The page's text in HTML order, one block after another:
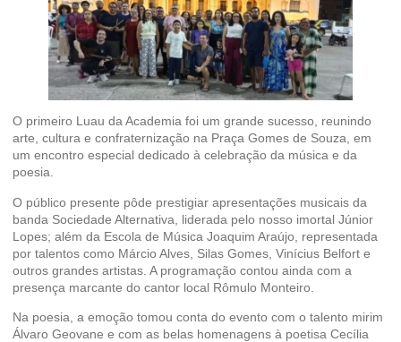
O primeiro Luau da Academia foi um grande sucesso, reunindo
arte, cultura e confraternização na Praça Gomes de Souza, em
um encontro especial dedicado à celebração da música e da
poesia.
O público presente pôde prestigiar apresentações musicais da
banda Sociedade Alternativa, liderada pelo nosso imortal Júnior
Lopes; além da Escola de Música Joaquim Araújo, representada
por talentos como Márcio Alves, Silas Gomes, Vinícius Belfort e
outros grandes artistas. A programação contou ainda com a
presença marcante do cantor local Rômulo Monteiro.
Na poesia, a emoção tomou conta do evento com o talento mirim
Álvaro Geovane e com as belas homenagens à poetisa Cecília